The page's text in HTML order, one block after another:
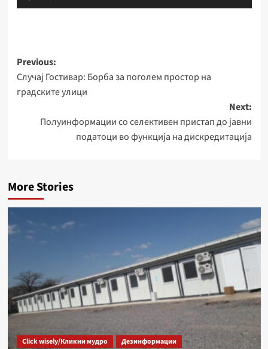
плејер
Post
navigation
Previous:
Случај Гостивар: Борба за поголем простор на
градските улици
Next:
Полуинформации со селективен пристап до јавни
податоци во функција на дискредитација
More Stories
Click wisely/Кликни мудро Дезинформации